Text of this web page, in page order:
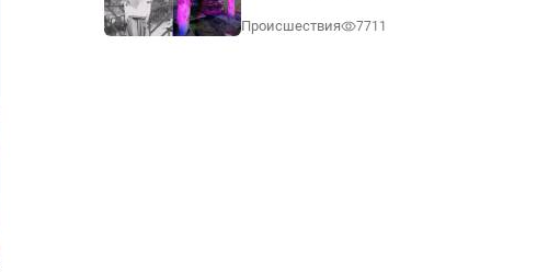
Происшествия 7711